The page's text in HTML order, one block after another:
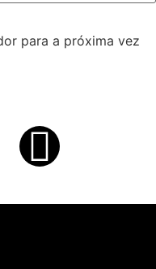
para a próxima vez